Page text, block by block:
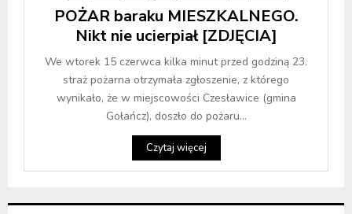
POŻAR baraku MIESZKALNEGO.
Nikt nie ucierpiał [ZDJĘCIA]
We wtorek 15 czerwca kilka minut przed godziną 23.
straż pożarna otrzymała zgłoszenie, z którego
wynikało, że w miejscowości Czesławice (gmina
Gołańcz), doszło do pożaru...
Czytaj więcej